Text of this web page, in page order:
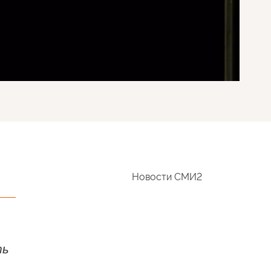
Новости СМИ2